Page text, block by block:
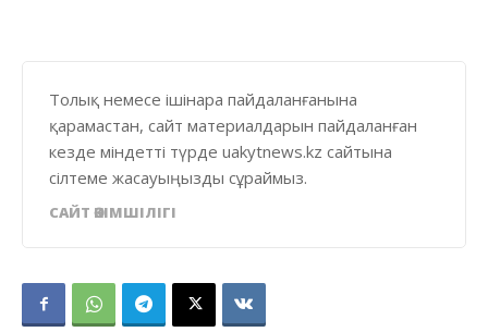
Толық немесе ішінара пайдаланғанына
қарамастан, сайт материалдарын пайдаланған
кезде міндетті түрде uakytnews.kz сайтына
сілтеме жасауыңызды сұраймыз.
САЙТ ӘКІМШІЛІГІ